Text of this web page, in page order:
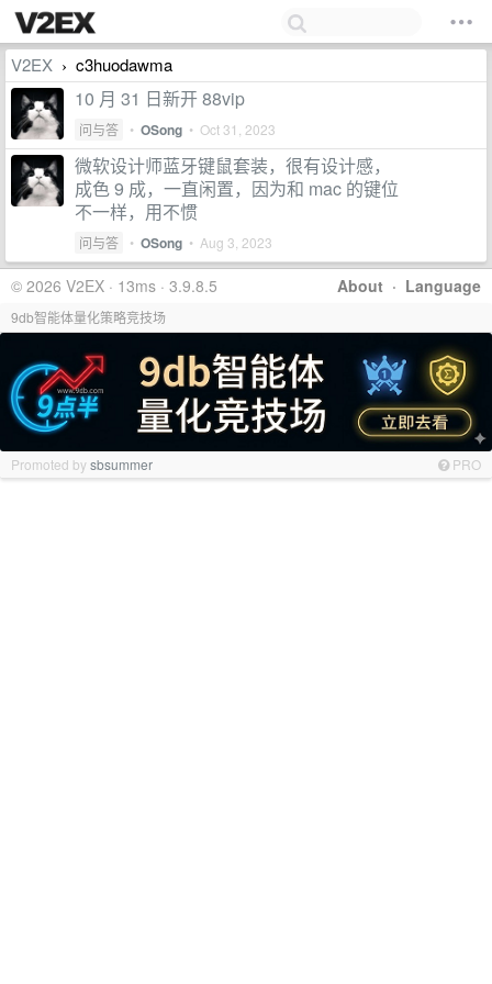
V2EX › c3huodawma
10 月 31 日新开 88vip
问与答 • OSong • Oct 31, 2023
微软设计师蓝牙键鼠套装，很有设计感，
成色 9 成，一直闲置，因为和 mac 的键位
不一样，用不惯
问与答 • OSong • Aug 3, 2023
About · Language
© 2026 V2EX · 13ms · 3.9.8.5
9db智能体量化策略竞技场
Promoted bysbsummer PRO